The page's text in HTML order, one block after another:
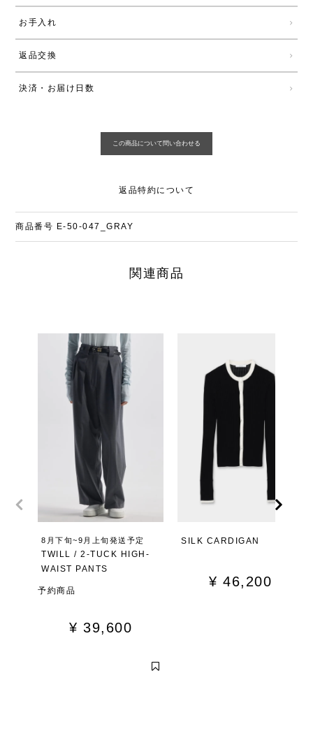
お手入れ
返品交換
決済・お届け日数
返品特約について
商品番号 E-50-047_GRAY
関連商品
8月下旬~9月上旬発送予定
TWILL / 2-TUCK HIGH-
WAIST PANTS
予約商品
¥ 39,600
SILK CARDIGAN
¥ 46,200